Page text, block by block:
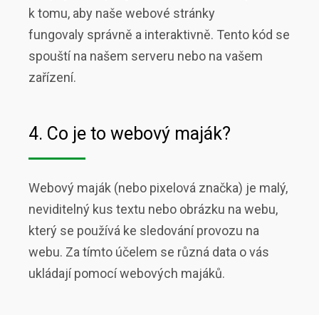
k tomu, aby naše webové stránky
fungovaly správně a interaktivně. Tento kód se
spouští na našem serveru nebo na vašem
zařízení.
4. Co je to webový maják?
Webový maják (nebo pixelová značka) je malý,
neviditelný kus textu nebo obrázku na webu,
který se používá ke sledování provozu na
webu. Za tímto účelem se různá data o vás
ukládají pomocí webových majáků.